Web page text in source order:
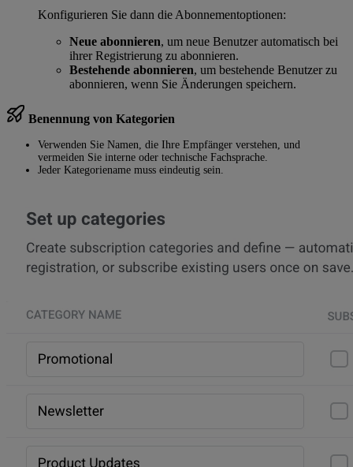
Konfigurieren Sie dann die Abonnementoptionen:
Neue abonnieren, um neue Benutzer automatisch bei
ihrer Registrierung zu abonnieren.
Bestehende abonnieren, um bestehende Benutzer zu
abonnieren, wenn Sie Änderungen speichern.
Benennung von Kategorien
Verwenden Sie Namen, die Ihre Empfänger verstehen, und
vermeiden Sie interne oder technische Fachsprache.
Jeder Kategoriename muss eindeutig sein.